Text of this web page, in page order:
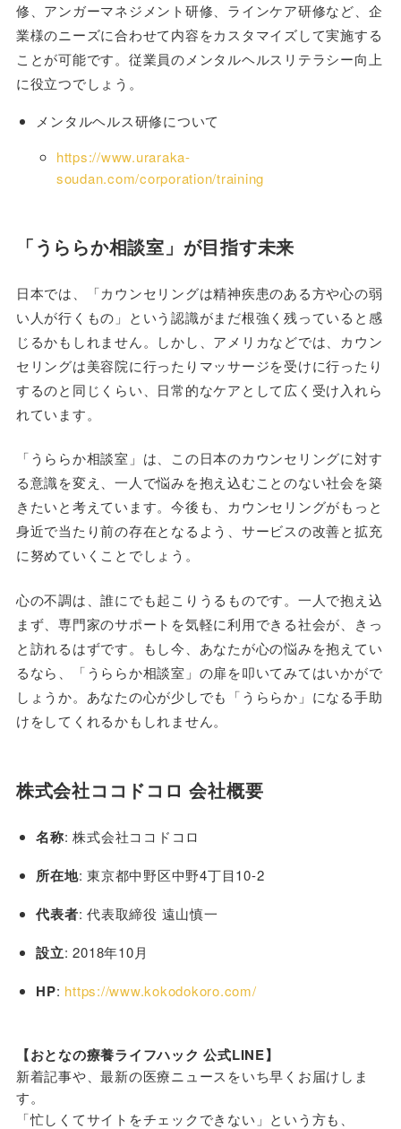
修、アンガーマネジメント研修、ラインケア研修など、企
業様のニーズに合わせて内容をカスタマイズして実施する
ことが可能です。従業員のメンタルヘルスリテラシー向上
に役立つでしょう。
メンタルヘルス研修について
https://www.uraraka-
soudan.com/corporation/training
「うららか相談室」が目指す未来
日本では、「カウンセリングは精神疾患のある方や心の弱
い人が行くもの」という認識がまだ根強く残っていると感
じるかもしれません。しかし、アメリカなどでは、カウン
セリングは美容院に行ったりマッサージを受けに行ったり
するのと同じくらい、日常的なケアとして広く受け入れら
れています。
「うららか相談室」は、この日本のカウンセリングに対す
る意識を変え、一人で悩みを抱え込むことのない社会を築
きたいと考えています。今後も、カウンセリングがもっと
身近で当たり前の存在となるよう、サービスの改善と拡充
に努めていくことでしょう。
心の不調は、誰にでも起こりうるものです。一人で抱え込
まず、専門家のサポートを気軽に利用できる社会が、きっ
と訪れるはずです。もし今、あなたが心の悩みを抱えてい
るなら、「うららか相談室」の扉を叩いてみてはいかがで
しょうか。あなたの心が少しでも「うららか」になる手助
けをしてくれるかもしれません。
株式会社ココドコロ 会社概要
名称: 株式会社ココドコロ
所在地: 東京都中野区中野4丁目10-2
代表者: 代表取締役 遠山慎一
設立: 2018年10月
HP: https://www.kokodokoro.com/
【おとなの療養ライフハック 公式LINE】
新着記事や、最新の医療ニュースをいち早くお届けしま
す。
「忙しくてサイトをチェックできない」という方も、